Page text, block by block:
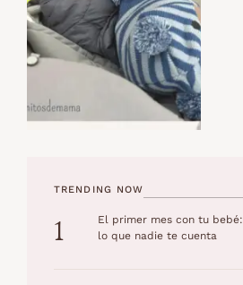
TRENDING NOW
1
El primer mes con tu bebé:
lo que nadie te cuenta